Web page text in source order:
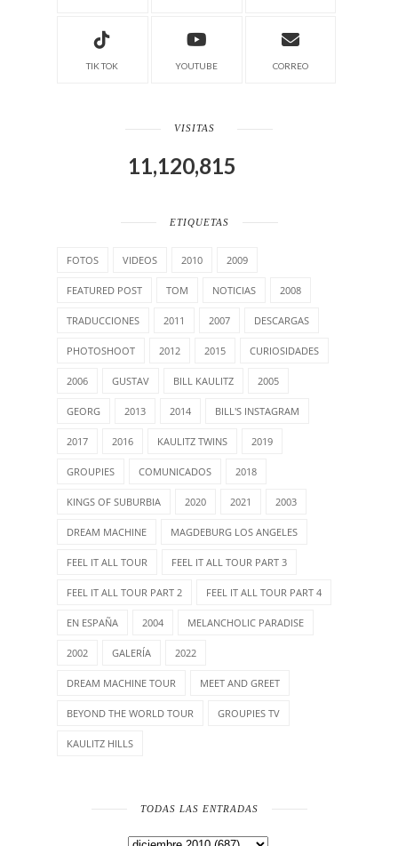
TIK TOK YOUTUBE CORREO
VISITAS
11,120,815
ETIQUETAS
FOTOS VIDEOS 2010 2009
FEATURED POST TOM NOTICIAS 2008
TRADUCCIONES 2011 2007 DESCARGAS
PHOTOSHOOT 2012 2015 CURIOSIDADES
2006 GUSTAV BILL KAULITZ 2005
GEORG 2013 2014 BILL'S INSTAGRAM
2017 2016 KAULITZ TWINS 2019
GROUPIES COMUNICADOS 2018
KINGS OF SUBURBIA 2020 2021 2003
DREAM MACHINE MAGDEBURG LOS ANGELES
FEEL IT ALL TOUR FEEL IT ALL TOUR PART 3
FEEL IT ALL TOUR PART 2 FEEL IT ALL TOUR PART 4
EN ESPAÑA 2004 MELANCHOLIC PARADISE
2002 GALERÍA 2022
DREAM MACHINE TOUR MEET AND GREET
BEYOND THE WORLD TOUR GROUPIES TV
KAULITZ HILLS
TODAS LAS ENTRADAS